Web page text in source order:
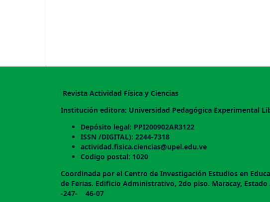
Revista Actividad Física y Ciencias
Institución editora: Universidad Pedagógica Experimental
Depósito legal: PPI200902AR3122
ISSN /DIGITAL): 2244-7318
actividad.fisica.ciencias@upel.edu.ve
Codigo postal: 1020
Coordinada por el Centro de Investigación Estudios en
de Ferias. Edificio Administrativo, 2do piso.
-247- 46-07